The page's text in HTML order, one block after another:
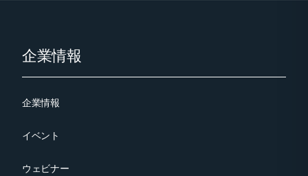
Footer企業情報
企業情報
イベント
ウェビナー